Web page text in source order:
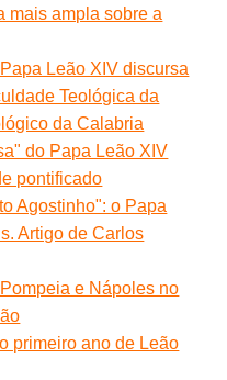
mais ampla sobre a
Leão XIV discursa
Teológica da
da Calabria
do Papa Leão XIV
pontificado
Agostinho": o Papa
Artigo de Carlos
e Nápoles no
primeiro ano de Leão